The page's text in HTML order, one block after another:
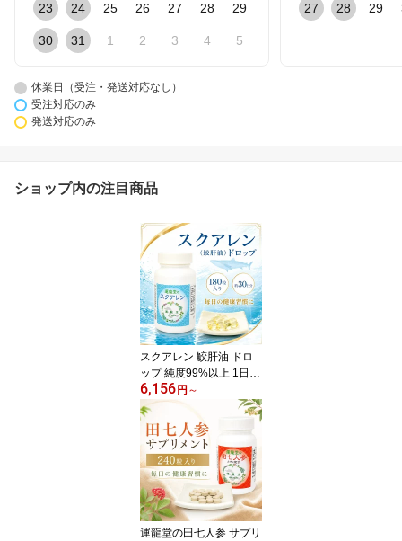
23 24 25 26 27 28 29
30 31 1 2 3 4 5
27 28 29
休業日（受注・発送対応なし）
受注対応のみ
発送対応のみ
ショップ内の注目商品
スクアレン 鮫肝油 ドロ
ップ 純度99%以上 1日18
00mg【180粒／約30日
分】深海鮫 アイザメ サ
メ肝油 スクワレン 美容
健康 サプリメント 乾燥
対策【送料無料】【仙台
の漢方専門薬局 運龍堂】
6,156円 ～
運龍堂の田七人参 サプリ